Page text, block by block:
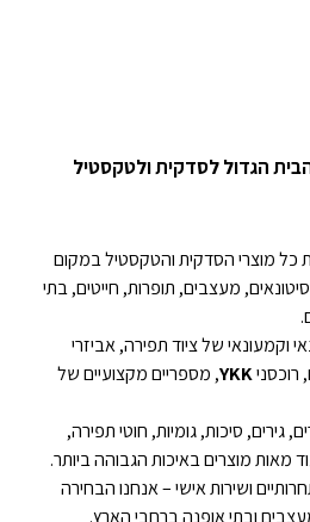
הגדול לסדקית ולטקסטיל
מוצרי הסדקית והטקסטיל במקום
מעצבים, תופרות, חייטים, בתי
וקמעונאי של ציוד תפירה, אביזרי
רוכסניYKK, מספריים מקצועיים של
גירים, סיכות, גומיות, חוטי תפירה,
מאות מוצרים באיכות הגבוהה ביותר.
ושירות אישי – אנחנו הבחירה
ובתי אופנה ברחבי הארץ.